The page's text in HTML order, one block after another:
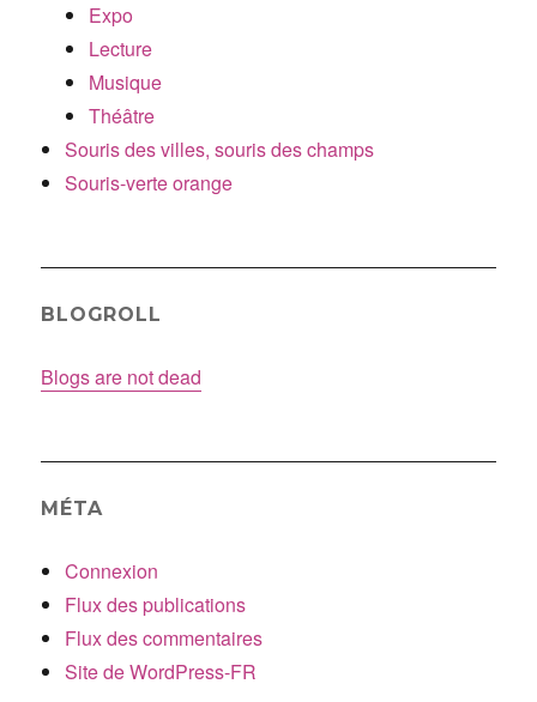
Expo
Lecture
Musique
Théâtre
Souris des villes, souris des champs
Souris-verte orange
BLOGROLL
Blogs are not dead
MÉTA
Connexion
Flux des publications
Flux des commentaires
Site de WordPress-FR